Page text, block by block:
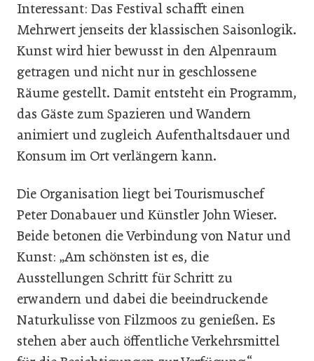
Interessant: Das Festival schafft einen
Mehrwert jenseits der klassischen Saisonlogik.
Kunst wird hier bewusst in den Alpenraum
getragen und nicht nur in geschlossene
Räume gestellt. Damit entsteht ein Programm,
das Gäste zum Spazieren und Wandern
animiert und zugleich Aufenthaltsdauer und
Konsum im Ort verlängern kann.
Die Organisation liegt bei Tourismuschef
Peter Donabauer und Künstler John Wieser.
Beide betonen die Verbindung von Natur und
Kunst: „Am schönsten ist es, die
Ausstellungen Schritt für Schritt zu
erwandern und dabei die beeindruckende
Naturkulisse von Filzmoos zu genießen. Es
stehen aber auch öffentliche Verkehrsmittel